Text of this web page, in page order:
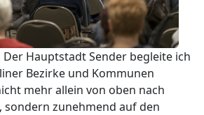
Hauptstadt Sender begleite ich
Bezirke und Kommunen
mehr allein von oben nach
sondern zunehmend auf den